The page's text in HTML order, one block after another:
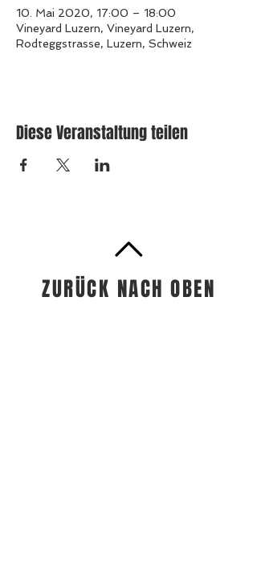
10. Mai 2020, 17:00 – 18:00
Vineyard Luzern, Vineyard Luzern,
Rodteggstrasse, Luzern, Schweiz
Diese Veranstaltung teilen
ZURÜCK NACH OBEN